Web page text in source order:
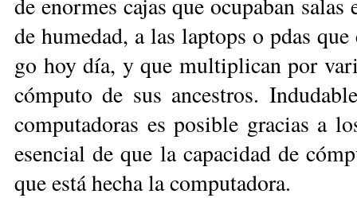
de hu­me­dad, a las lap­tops o pdas
go hoy día, y que mul­ti­pli­can por
cóm­pu­to de sus an­ces­tros.
com­pu­ta­do­ras es po­si­ble gra­cias a
esen­cial de que la ca­pa­ci­dad de
que es­tá he­cha la com­pu­ta­do­ra.